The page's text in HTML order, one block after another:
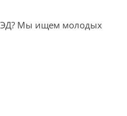
Мы ищем молодых